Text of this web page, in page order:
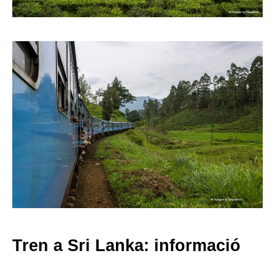
Tren a Sri Lanka: informació